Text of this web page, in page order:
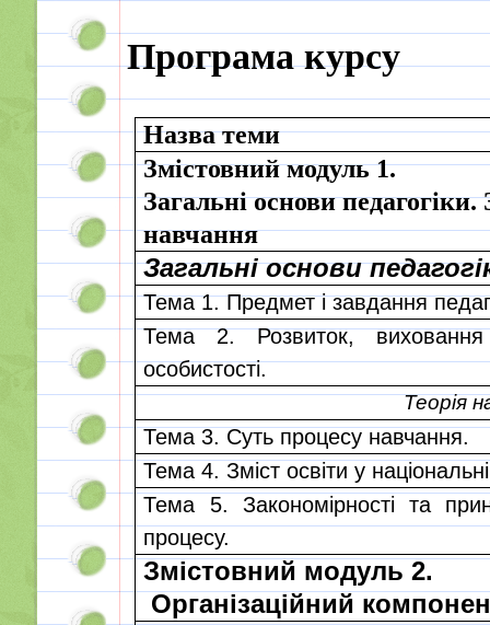
Програма курсу
Назва теми
Змістовний модуль 1.
Загальні основи
навчання
Загальні основи
Тема 1. Предмет і завдання
Тема 2. Розвиток,
особистості.
Теорія
Тема 3. Суть процесу навчання.
Тема 4. Зміст освіти у
Тема 5. Закономірності та
процесу.
Змістовний модуль 2.
Організаційний